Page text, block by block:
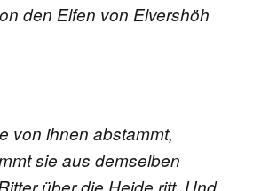
den Elfen von Elvershöh
von ihnen abstammt,
sie aus demselben
über die Heide ritt. Und